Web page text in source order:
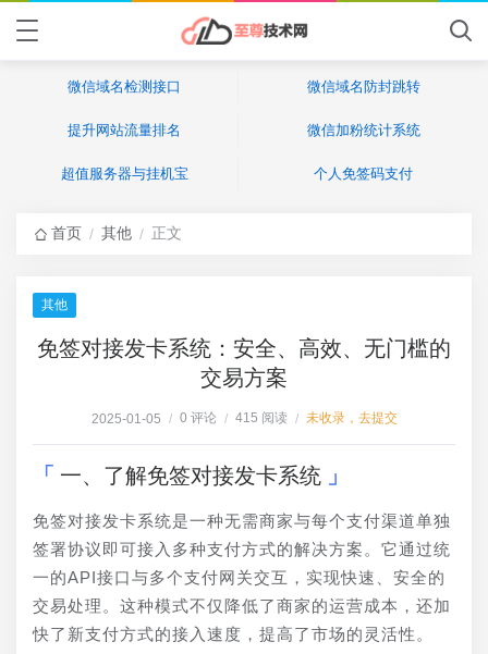
微信域名检测接口 微信域名防封跳转
提升网站流量排名 微信加粉统计系统
超值服务器与挂机宝 个人免签码支付
首页 / 其他 / 正文
其他
免签对接发卡系统：安全、高效、无门槛的
交易方案
2025-01-05 / 0 评论 / 415 阅读 / 未收录，去提交
一、了解免签对接发卡系统
免签对接发卡系统是一种无需商家与每个支付渠道单独
签署协议即可接入多种支付方式的解决方案。它通过统
一的API接口与多个支付网关交互，实现快速、安全的
交易处理。这种模式不仅降低了商家的运营成本，还加
快了新支付方式的接入速度，提高了市场的灵活性。